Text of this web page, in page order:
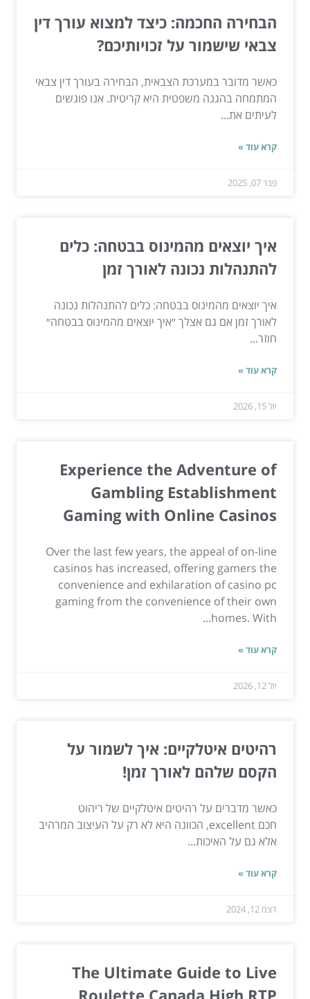
הבחירה החכמה: כיצד למצוא עורך דין
צבאי שישמור על זכויותיכם?
כאשר מדובר במערכת הצבאית, הבחירה בעורך דין צבאי
המתמחה בהגנה משפטית היא קריטית. אנו פוגשים
לעיתים את...
קרא עוד »
פבר 07, 2025
איך יוצאים מהמינוס בבטחה: כלים
להתנהלות נכונה לאורך זמן
איך יוצאים מהמינוס בבטחה: כלים להתנהלות נכונה
לאורך זמן אם גם אצלך ״איך יוצאים מהמינוס בבטחה״
חוזר...
קרא עוד »
יול 15, 2026
Experience the Adventure of
Gambling Establishment
Gaming with Online Casinos
Over the last few years, the appeal of on-line
casinos has increased, offering gamers the
convenience and exhilaration of casino pc
gaming from the convenience of their own
homes. With...
קרא עוד »
יול 12, 2026
רהיטים איטלקיים: איך לשמור על
הקסם שלהם לאורך זמן!
כאשר מדברים על רהיטים איטלקיים של ריהוט
חכם excellent, הכוונה היא לא רק על העיצוב המרהיב
אלא גם על האיכות...
קרא עוד »
דצמ 12, 2024
The Ultimate Guide to Live
Roulette Canada High RTP